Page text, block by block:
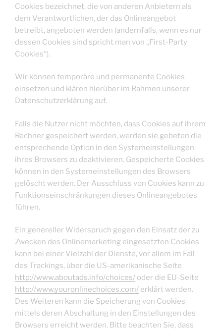
Cookies bezeichnet, die von anderen Anbietern als
dem Verantwortlichen, der das Onlineangebot
betreibt, angeboten werden (andernfalls, wenn es nur
dessen Cookies sind spricht man von „First-Party
Cookies“).
Wir können temporäre und permanente Cookies
einsetzen und klären hierüber im Rahmen unserer
Datenschutzerklärung auf.
Falls die Nutzer nicht möchten, dass Cookies auf ihrem
Rechner gespeichert werden, werden sie gebeten die
entsprechende Option in den Systemeinstellungen
ihres Browsers zu deaktivieren. Gespeicherte Cookies
können in den Systemeinstellungen des Browsers
gelöscht werden. Der Ausschluss von Cookies kann zu
Funktionseinschränkungen dieses Onlineangebotes
führen.
Ein genereller Widerspruch gegen den Einsatz der zu
Zwecken des Onlinemarketing eingesetzten Cookies
kann bei einer Vielzahl der Dienste, vor allem im Fall
des Trackings, über die US-amerikanische Seite
http://www.aboutads.info/choices/ oder die EU-Seite
http://www.youronlinechoices.com/ erklärt werden.
Des Weiteren kann die Speicherung von Cookies
mittels deren Abschaltung in den Einstellungen des
Browsers erreicht werden. Bitte beachten Sie, dass